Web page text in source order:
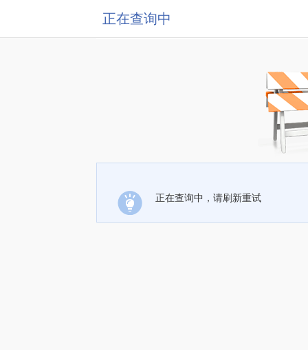
正在查询中
正在查询中，请刷新重试